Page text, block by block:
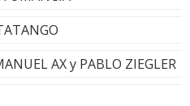
AX y PABLO ZIEGLER